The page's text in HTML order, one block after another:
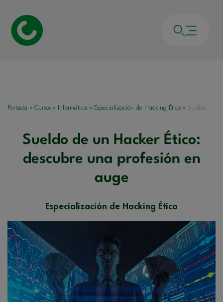
Portada » Cursos » Informática » Especialización de Hacking Ético » Sueldo
Sueldo de un Hacker Ético:
descubre una profesión en
auge
Especialización de Hacking Ético